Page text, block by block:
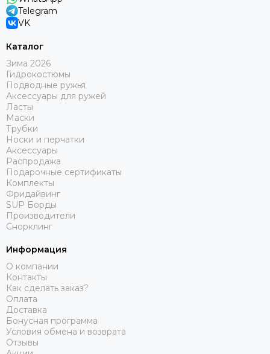
Telegram
VK
Каталог
Зима 2026
Гидрокостюмы
Подводные ружья
Аксессуары для ружей
Ласты
Маски
Трубки
Носки и перчатки
Аксессуары
Распродажа
Подарочные сертификаты
Комплекты
Фридайвинг
SUP Борды
Производители
Снорклинг
Информация
О компании
Контакты
Как сделать заказ?
Оплата
Доставка
Бонусная программа
Условия обмена и возврата
Отзывы